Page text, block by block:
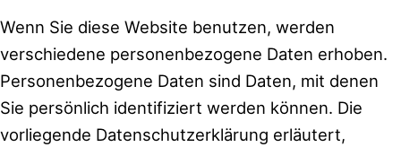
Wenn Sie diese Website benutzen, werden
verschiedene personenbezogene Daten erhoben.
Personenbezogene Daten sind Daten, mit denen
Sie persönlich identifiziert werden können. Die
vorliegende Datenschutzerklärung erläutert,